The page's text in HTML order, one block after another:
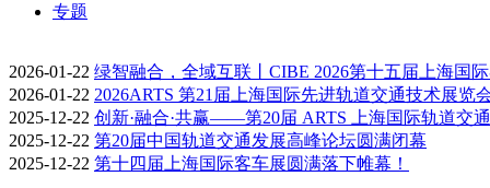
专题
2026-01-22 绿智融合，全域互联丨CIBE 2026第十五届上海国
2026-01-22 2026ARTS 第21届上海国际先进轨道交通技术展览
2025-12-22 创新·融合·共赢——第20届 ARTS 上海国际轨道交
2025-12-22 第20届中国轨道交通发展高峰论坛圆满闭幕
2025-12-22 第十四届上海国际客车展圆满落下帷幕！